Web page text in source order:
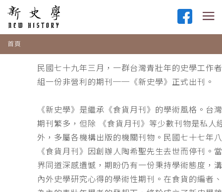
首頁
民國七十九年三月，一群台灣青壯年的史學工作
組一份非營利的期刊──《新史學》正式出刊。
《新史學》是繼承《食貨月刊》的學術風格。台
期刊繁多，但除 《食貨月刊》等少數刊物是私人
外，多屬各機構出版的機關刊物。民國七十七年
《食貨月刊》因創辦人陶希聖先生去世而停刊。
界同道深感遺憾，期盼仍有一份秉持學術態度，
內外史學研究心得的學術性期刊。在食貨的編者